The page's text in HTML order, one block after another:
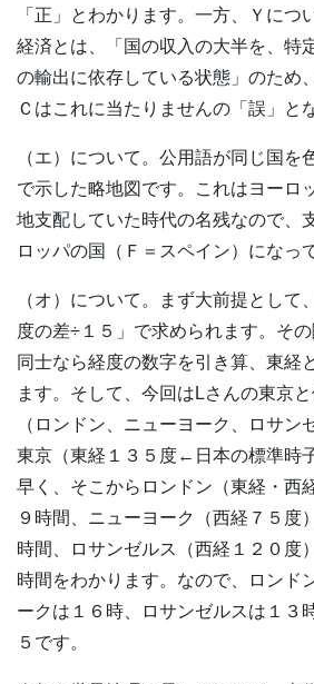
「正」とわかります。一方、Ｙにつ
経済とは、「国の収入の大半を、特
の輸出に依存している状態」のため
Ｃはこれに当たりませんの「誤」と
（エ）について。公用語が同じ国を
で示した略地図です。これはヨーロ
地支配していた時代の名残なので、
ロッパの国（Ｆ＝スペイン）になっ
（オ）について。まず大前提として
度の差÷１５」で求められます。そ
同士なら経度の数字を引き算、東経
ます。そして、今回はLさんの東京
（ロンドン、ニューヨーク、ロサン
東京（東経１３５度←日本の標準時
早く、そこからロンドン（東経・西
９時間、ニューヨーク（西経７５度
時間、ロサンゼルス（西経１２０度
時間をわかります。なので、ロンド
ークは１６時、ロサンゼルスは１３
５です。